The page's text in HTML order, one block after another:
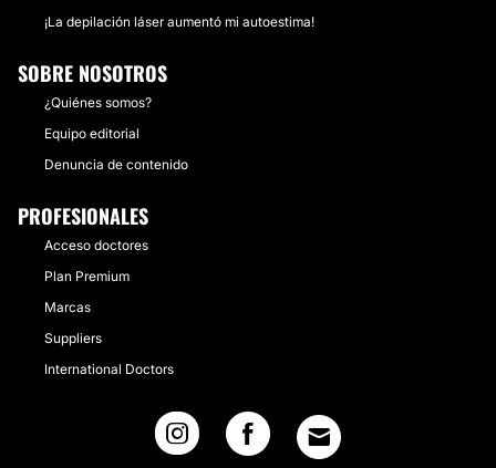
¡La depilación láser aumentó mi autoestima!
SOBRE NOSOTROS
¿Quiénes somos?
Equipo editorial
Denuncia de contenido
PROFESIONALES
Acceso doctores
Plan Premium
Marcas
Suppliers
International Doctors